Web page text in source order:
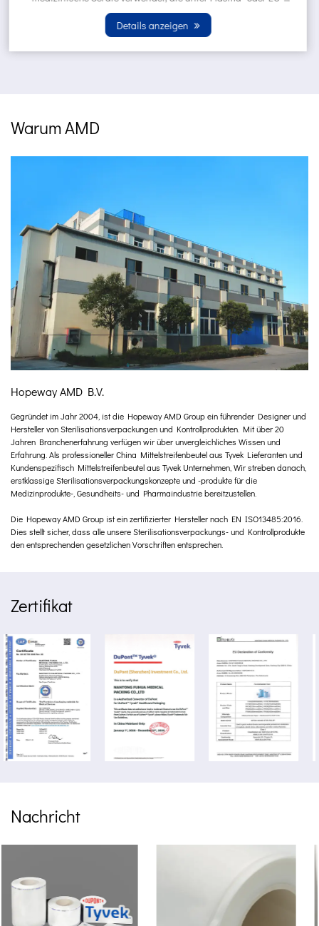
EO -Gassterilisati...
Details anzeigen
Warum AMD
Hopeway AMD B.V.
Gegründet im Jahr 2004, ist die Hopeway AMD Group ein führender Designer und
Hersteller von Sterilisationsverpackungen und Kontrollprodukten. Mit über 20
Jahren Branchenerfahrung verfügen wir über unvergleichliches Wissen und
Erfahrung. Als professionellerChina Mittelstreifenbeutel aus Tyvek Lieferantenund
Kundenspezifisch Mittelstreifenbeutel aus Tyvek Unternehmen , Wir streben danach,
erstklassige Sterilisationsverpackungskonzepte und -produkte für die
Medizinprodukte-, Gesundheits- und Pharmaindustrie bereitzustellen.
Die Hopeway AMD Group ist ein zertifizierter Hersteller nach EN ISO13485:2016.
Dies stellt sicher, dass alle unsere Sterilisationsverpackungs- und Kontrollprodukte
den entsprechenden gesetzlichen Vorschriften entsprechen.
Zertifikat
Nachricht